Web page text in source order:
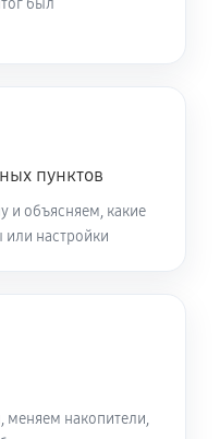
был
пунктов
и объясняем, какие
или настройки
меняем накопители,